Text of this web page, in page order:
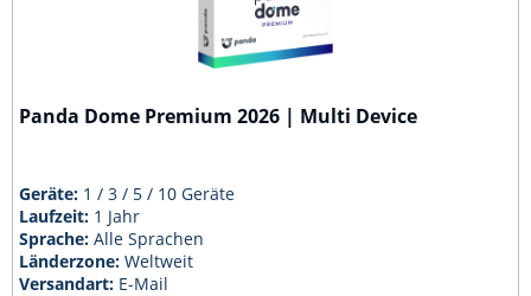
Panda Dome Premium 2026 | Multi Device
Geräte: 1 / 3 / 5 / 10 Geräte
Laufzeit: 1 Jahr
Sprache:Alle Sprachen
Länderzone:Weltweit
Versandart: E-Mail